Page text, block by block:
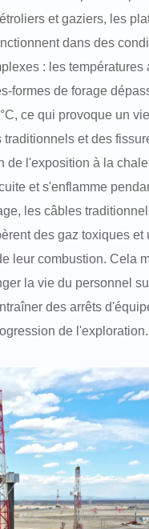
et gaziers, les
dans des
: les températures
formes de forage
ce qui provoque un
traditionnels et des
de l'exposition à la
et s'enflamme
les câbles
des gaz toxiques et
leur combustion. Cela
la vie du personnel
des arrêts
de l'exploration.